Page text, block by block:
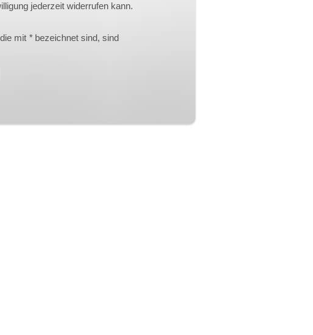
jederzeit widerrufen kann.
die mit * bezeichnet sind, sind